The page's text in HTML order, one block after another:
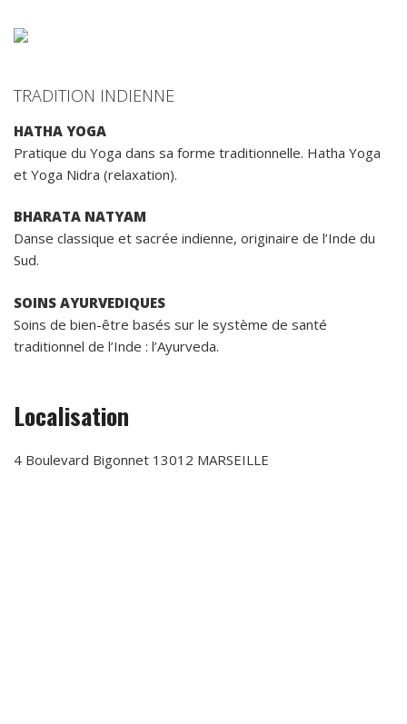
TRADITION INDIENNE
HATHA YOGA
Pratique du Yoga dans sa forme traditionnelle. Hatha Yoga
et Yoga Nidra (relaxation).
BHARATA NATYAM
Danse classique et sacrée indienne, originaire de l’Inde du
Sud.
SOINS AYURVEDIQUES
Soins de bien-être basés sur le système de santé
traditionnel de l’Inde : l’Ayurveda.
Localisation
4 Boulevard Bigonnet 13012 MARSEILLE